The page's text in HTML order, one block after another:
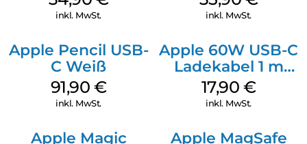
Denim
inkl. MwSt.
Transparent
inkl. MwSt.
Apple Pencil USB-
C Weiß
91,90 €
inkl. MwSt.
Apple 60W USB-C
Ladekabel 1 m
Weiß
17,90 €
inkl. MwSt.
Apple Magic Apple MagSafe